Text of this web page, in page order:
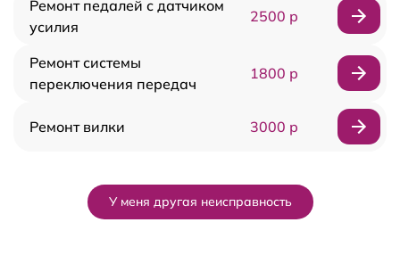
Ремонт педалей с датчиком
усилия
2500 р
Ремонт системы
переключения передач
1800 р
Ремонт вилки 3000 р
У меня другая неисправность